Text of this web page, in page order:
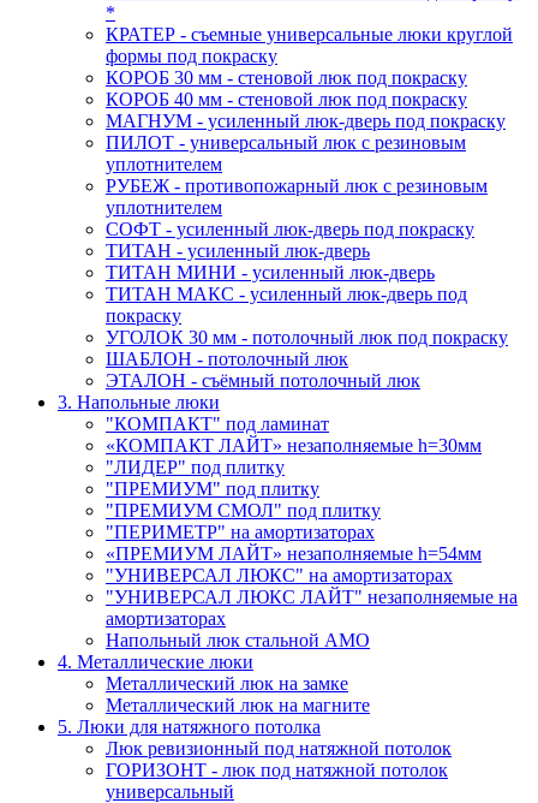
*
КРАТЕР - съемные универсальные люки круглой
формы под покраску
КОРОБ 30 мм - стеновой люк под покраску
КОРОБ 40 мм - стеновой люк под покраску
МАГНУМ - усиленный люк-дверь под покраску
ПИЛОТ - универсальный люк с резиновым
уплотнителем
РУБЕЖ - противопожарный люк с резиновым
уплотнителем
СОФТ - усиленный люк-дверь под покраску
ТИТАН - усиленный люк-дверь
ТИТАН МИНИ - усиленный люк-дверь
ТИТАН МАКС - усиленный люк-дверь под
покраску
УГОЛОК 30 мм - потолочный люк под покраску
ШАБЛОН - потолочный люк
ЭТАЛОН - съёмный потолочный люк
3. Напольные люки
"КОМПАКТ" под ламинат
«КОМПАКТ ЛАЙТ» незаполняемые h=30мм
"ЛИДЕР" под плитку
"ПРЕМИУМ" под плитку
"ПРЕМИУМ СМОЛ" под плитку
"ПЕРИМЕТР" на амортизаторах
«ПРЕМИУМ ЛАЙТ» незаполняемые h=54мм
"УНИВЕРСАЛ ЛЮКС" на амортизаторах
"УНИВЕРСАЛ ЛЮКС ЛАЙТ" незаполняемые на
амортизаторах
Напольный люк стальной АМО
4. Металлические люки
Металлический люк на замке
Металлический люк на магните
5. Люки для натяжного потолка
Люк ревизионный под натяжной потолок
ГОРИЗОНТ - люк под натяжной потолок
универсальный